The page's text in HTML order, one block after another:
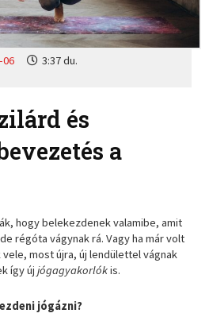
06
3:37 du.
és
a
hogy belekezdenek valamibe, amit
régóta vágynak rá. Vagy ha már volt
most újra, új lendülettel vágnak
így újjógagyakorlókis.
jógázni?